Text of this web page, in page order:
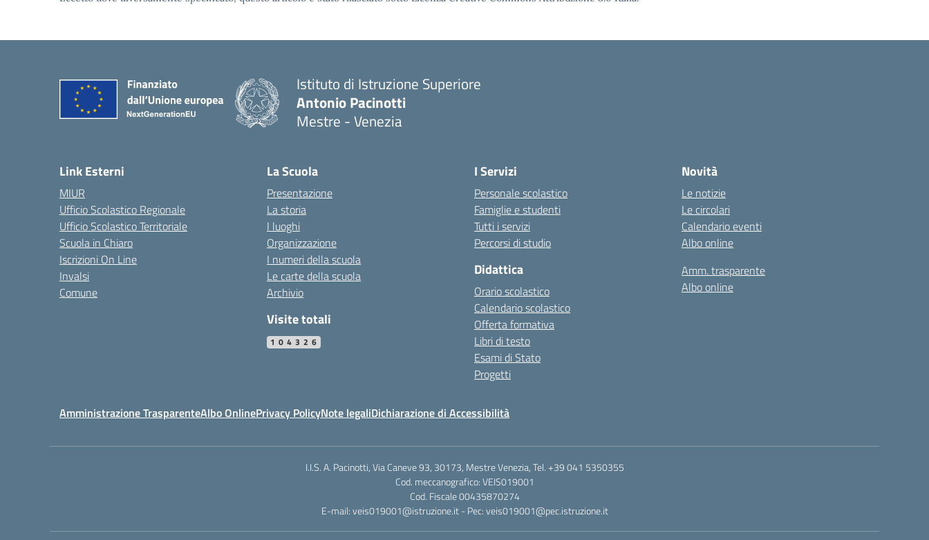
Istituto di Istruzione Superiore
Antonio Pacinotti
Mestre - Venezia
Link Esterni
MIUR
Ufficio Scolastico Regionale
Ufficio Scolastico Territoriale
Scuola in Chiaro
Iscrizioni On Line
Invalsi
Comune
La Scuola
Presentazione
La storia
I luoghi
Organizzazione
I numeri della scuola
Le carte della scuola
Archivio
Visite totali
104326
I Servizi
Personale scolastico
Famiglie e studenti
Tutti i servizi
Percorsi di studio
Didattica
Orario scolastico
Calendario scolastico
Offerta formativa
Libri di testo
Esami di Stato
Progetti
Novità
Le notizie
Le circolari
Calendario eventi
Albo online
Amm. trasparente
Albo online
Amministrazione TrasparenteAlbo OnlinePrivacy PolicyNote legaliDichiarazione di Accessibilità
I.I.S. A. Pacinotti, Via Caneve 93, 30173, Mestre Venezia, Tel. +39 041 5350355
Cod. meccanografico: VEIS019001
Cod. Fiscale 00435870274
E-mail: veis019001@istruzione.it - Pec: veis019001@pec.istruzione.it